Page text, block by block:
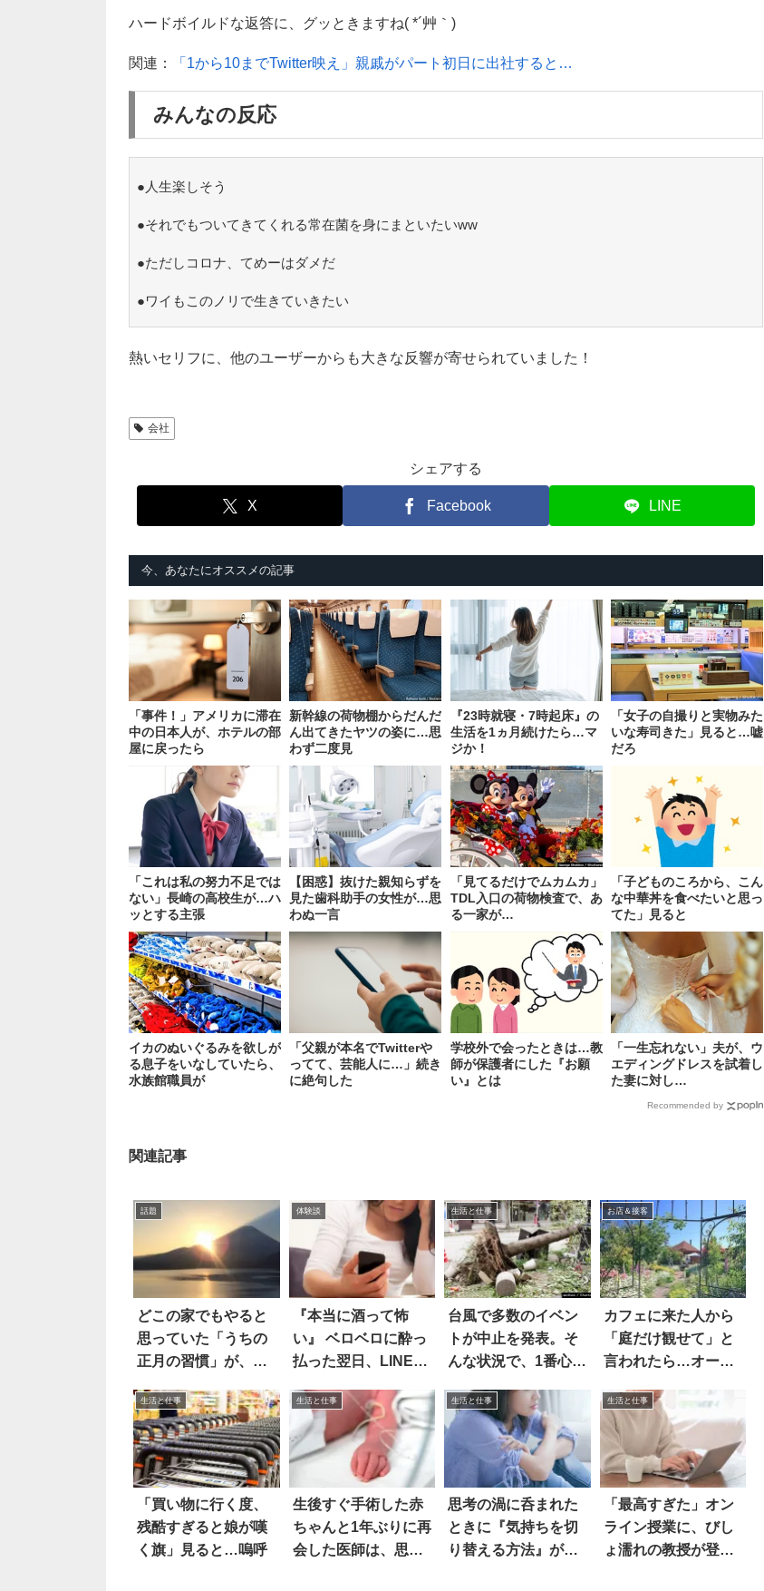
ハードボイルドな返答に、グッときますね( *´艸｀)
関連： 「1から10までTwitter映え」親戚がパート初日に出社すると…
みんなの反応
●人生楽しそう
●それでもついてきてくれる常在菌を身にまといたいww
●ただしコロナ、てめーはダメだ
●ワイもこのノリで生きていきたい
熱いセリフに、他のユーザーからも大きな反響が寄せられていました！
会社
シェアする
X Facebook LINE
今、あなたにオススメの記事
「事件！」アメリカに滞在
中の日本人が、ホテルの部
屋に戻ったら
新幹線の荷物棚からだんだ
ん出てきたヤツの姿に…思
わず二度見
『23時就寝・7時起床』の
生活を1ヵ月続けたら…マ
ジか！
「女子の自撮りと実物みた
いな寿司きた」見ると…嘘
だろ
「これは私の努力不足では
ない」長崎の高校生が…ハ
ッとする主張
【困惑】抜けた親知らずを
見た歯科助手の女性が…思
わぬ一言
「見てるだけでムカムカ」
TDL入口の荷物検査で、あ
る一家が…
「子どものころから、こん
な中華丼を食べたいと思っ
てた」見ると
イカのぬいぐるみを欲しが
る息子をいなしていたら、
水族館職員が
「父親が本名でTwitterや
ってて、芸能人に…」続き
に絶句した
学校外で会ったときは…教
師が保護者にした『お願
い』とは
「一生忘れない」夫が、ウ
エディングドレスを試着し
た妻に対し…
Recommended by
関連記事
話題
どこの家でもやると
思っていた「うちの
正月の習慣」が、普
づいた(笑)
体験談
『本当に酒って怖
い』 ベロベロに酔っ
払った翌日、LINEを
生活と仕事
台風で多数のイベン
トが中止を発表。そ
んな状況で、1番心配
お店＆接客
カフェに来た人から
「庭だけ観せて」と
言われたら…オーナ
生活と仕事
「買い物に行く度、
残酷すぎると娘が嘆
く旗」見ると…嗚呼
生活と仕事
生後すぐ手術した赤
ちゃんと1年ぶりに再
会した医師は、思わ
生活と仕事
思考の渦に呑まれた
ときに『気持ちを切
り替える方法』がこ
生活と仕事
「最高すぎた」オン
ライン授業に、びし
ょ濡れの教授が登場